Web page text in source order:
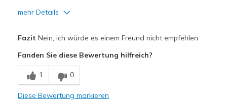
mehr Details
Nachteile
11 1/2 is my size but no support in this shoe.
Fazit Nein, ich würde es einem Freund nicht empfehlen
Fanden Sie diese Bewertung hilfreich?
1 0
Diese Bewertung markieren